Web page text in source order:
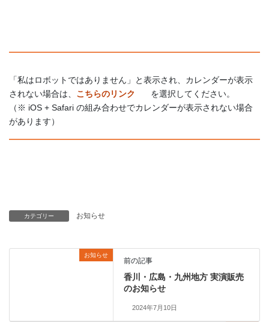
「私はロボットではありません」と表示され、カレンダーが表示
されない場合は、 こちらのリンク
を選択してください。
（※ iOS + Safari の組み合わせでカレンダーが表示されない場合
があります）
カテゴリー お知らせ
お知らせ
前の記事
香川・広島・九州地方 実演販売
のお知らせ
2024年7月10日